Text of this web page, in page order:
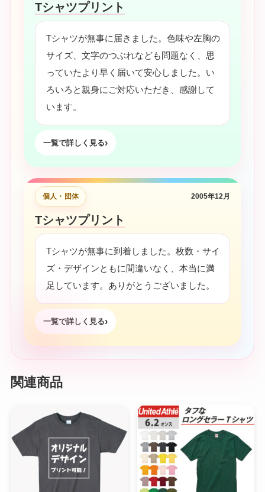
Tシャツプリント
Tシャツが無事に届きました。色味や左胸の
サイズ、文字のつぶれなども問題なく、思
っていたより早く届いて安心しました。い
ろいろと親身にご対応いただき、感謝して
います。
一覧で詳しく見る
個人・団体 2005年12月
Tシャツプリント
Tシャツが無事に到着しました。枚数・サイ
ズ・デザインともに間違いなく、本当に満
足しています。ありがとうございました。
一覧で詳しく見る
関連商品